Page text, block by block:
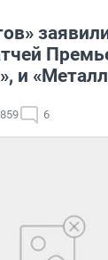
и
6